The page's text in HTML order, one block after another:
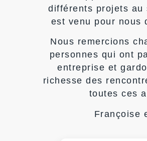
Octobre  2023
In via, locution latine
différents projets au
est venu pour nous
Nous remercions
personnes qui ont
entreprise et
richesse des
toutes ces
Françoise